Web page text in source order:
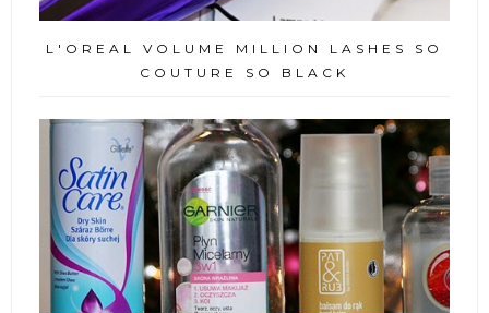
L'OREAL VOLUME MILLION LASHES SO
COUTURE SO BLACK